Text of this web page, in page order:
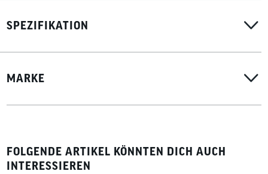
SPEZIFIKATION
MARKE
FOLGENDE ARTIKEL KÖNNTEN DICH AUCH
INTERESSIEREN